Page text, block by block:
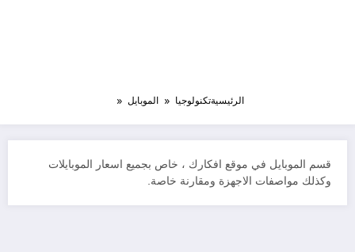
الرئيسيةتكنولوجيا الموبايل
قسم الموبايل في موقع افكارك ، خاص بجميع اسعار الموبايلات
وكذلك مواصفات الاجهزة ومقارنة خاصة.